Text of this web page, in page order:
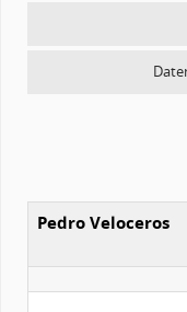
Pedro Veloceros